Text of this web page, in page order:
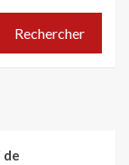
Rechercher
de